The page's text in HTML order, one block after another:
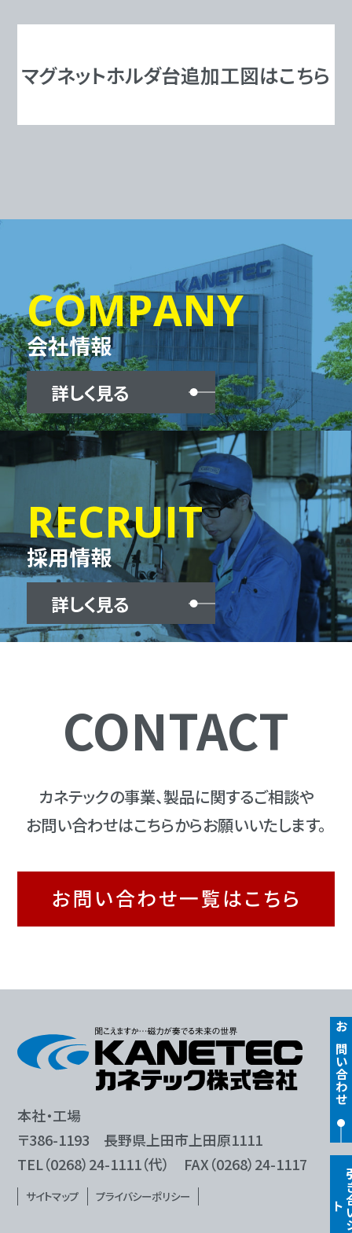
マグネットホルダ台追加工図はこちら
COMPANY
会社情報
詳しく見る
RECRUIT
採用情報
詳しく見る
CONTACT
カネテックの事業、製品に関するご相談や
お問い合わせはこちらからお願いいたします。
お問い合わせ一覧はこちら
本社・工場
〒386-1193 長野県上田市上田原1111
TEL（0268）24-1111（代） FAX（0268）24-1117
サイトマップ プライバシーポリシー
お問い合わせ
ト